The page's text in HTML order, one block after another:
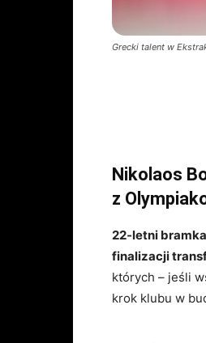
Grecki talent w
Nikolaos
z
22‑letni
finalizacji
których – jeśli
krok klubu w